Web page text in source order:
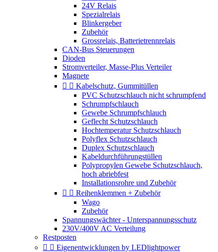
24V Relais
Spezialrelais
Blinkergeber
Zubehör
Grossrelais, Batterietrennrelais
CAN-Bus Steuerungen
Dioden
Stromverteiler, Masse-Plus Verteiler
Magnete
  Kabelschutz, Gummitüllen
PVC Schutzschlauch nicht schrumpfend
Schrumpfschlauch
Gewebe Schrumpfschlauch
Geflecht Schutzschlauch
Hochtemperatur Schutzschlauch
Polyflex Schutzschlauch
Duplex Schutzschlauch
Kabeldurchführungstüllen
Polypropylen Gewebe Schutzschlauch,
hoch abriebfest
Installationsrohre und Zubehör
  Reihenklemmen + Zubehör
Wago
Zubehör
Spannungswächter - Unterspannungsschutz
230V/400V AC Verteilung
Restposten
  Eigenentwicklungen by LEDlightpower